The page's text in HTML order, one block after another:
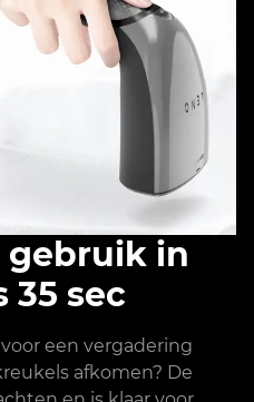
gebruik in
35 sec
een vergadering
afkomen? De